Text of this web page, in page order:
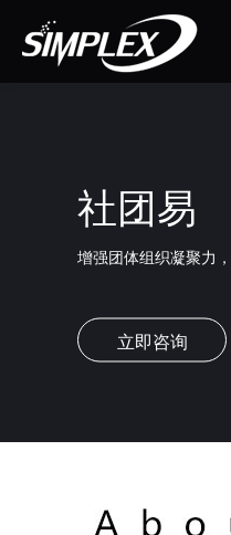
社团易
增强团体组织凝聚力
立即咨询